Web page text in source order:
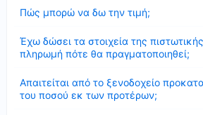
Πώς μπορώ να δω την τιμή;
Έχω δώσει τα στοιχεία της
πληρωμή πότε θα πραγματοποιηθεί;
Απαιτείται από το ξενοδοχείο
του ποσού εκ των προτέρων;